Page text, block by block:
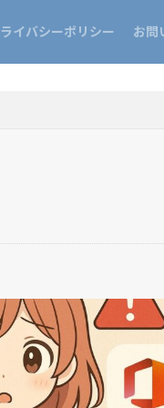
イバシーポリシー お問